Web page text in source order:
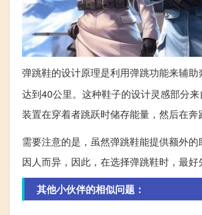
弹跳鞋的设计原理是利用弹跳功能来辅
达到40公里。这种鞋子的设计灵感部分
装置在穿着者跳跃时储存能量，然后在奔
需要注意的是，虽然弹跳鞋能提供额外
因人而异，因此，在选择弹跳鞋时，最
其他小伙伴的相似问题：